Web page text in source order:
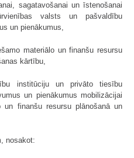
sagatavošanai un īstenošanai
valsts un pašvaldību
un pienākumus,
materiālo un finanšu resursu
kārtību,
institūciju un privāto tiesību
un pienākumus mobilizācijai
un finanšu resursu plānošanā un
nosakot: